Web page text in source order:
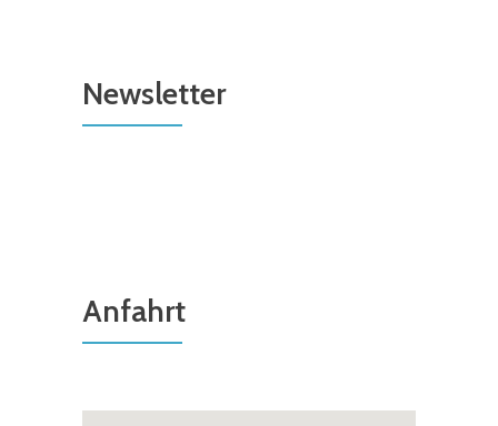
Newsletter
Anfahrt